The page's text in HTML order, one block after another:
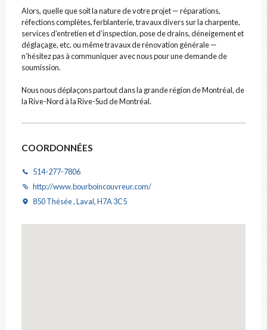
VILLE
Alors, quelle que soit la nature de votre projet — réparations,
réfections complètes, ferblanterie, travaux divers sur la charpente,
services d’entretien et d’inspection, pose de drains, déneigement et
déglaçage, etc. ou même travaux de rénovation générale —
n’hésitez pas à communiquer avec nous pour une demande de
soumission.
Nous nous déplaçons partout dans la grande région de Montréal, de
la Rive-Nord à la Rive-Sud de Montréal.
COORDONNÉES
514-277-7806
http://www.bourboincouvreur.com/
850 Thésée , Laval, H7A 3C5